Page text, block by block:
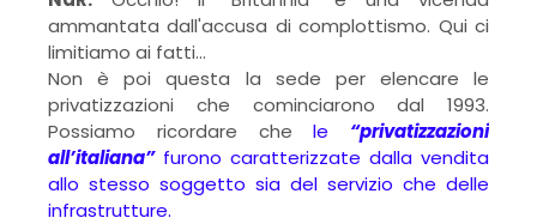
ammantata dall'accusa di complottismo. Qui ci
limitiamo ai fatti...
Non è poi questa la sede per elencare le
privatizzazioni che cominciarono dal 1993.
Possiamo ricordare che le “privatizzazioni
all’italiana”furono caratterizzate dalla vendita
allo stesso soggetto sia del servizio che delle
infrastrutture.